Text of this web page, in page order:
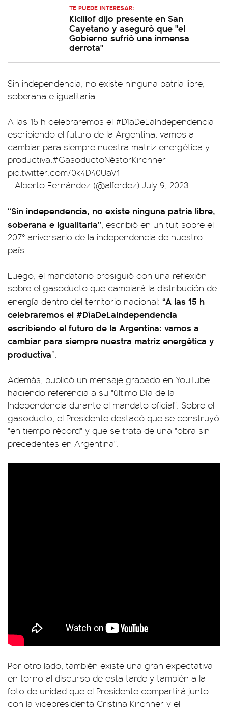
TE PUEDE INTERESAR:
Kicillof dijo presente en San
Cayetano y aseguró que "el
Gobierno sufrió una inmensa
derrota"
Sin independencia, no existe ninguna patria libre,
soberana e igualitaria.
A las 15 h celebraremos el #DíaDeLaIndependencia
escribiendo el futuro de la Argentina: vamos a
cambiar para siempre nuestra matriz energética y
productiva.#GasoductoNéstorKirchner
pic.twitter.com/0k4D40UaV1
— Alberto Fernández (@alferdez) July 9, 2023
“Sin independencia, no existe ninguna patria libre,
soberana e igualitaria”, escribió en un tuit sobre el
207° aniversario de la independencia de nuestro
país.
Luego, el mandatario prosiguió con una reflexión
sobre el gasoducto que cambiará la distribución de
energía dentro del territorio nacional: “A las 15 h
celebraremos el #DíaDeLaIndependencia
escribiendo el futuro de la Argentina: vamos a
cambiar para siempre nuestra matriz energética y
productiva”.
Además, publicó un mensaje grabado en YouTube
haciendo referencia a su "último Día de la
Independencia durante el mandato oficial". Sobre el
gasoducto, el Presidente destacó que se construyó
"en tiempo récord" y que se trata de una "obra sin
precedentes en Argentina".
Por otro lado, también existe una gran expectativa
en torno al discurso de esta tarde y también a la
foto de unidad que el Presidente compartirá junto
con la vicepresidenta Cristina Kirchner y el